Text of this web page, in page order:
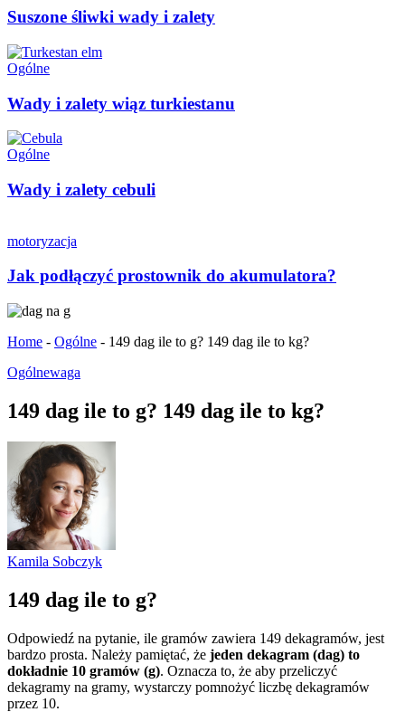
Suszone śliwki wady i zalety
Ogólne
Wady i zalety wiąz turkiestanu
Ogólne
Wady i zalety cebuli
motoryzacja
Jak podłączyć prostownik do akumulatora?
Home - Ogólne - 149 dag ile to g? 149 dag ile to kg?
Ogólnewaga
149 dag ile to g? 149 dag ile to kg?
Kamila Sobczyk
149 dag ile to g?
Odpowiedź na pytanie, ile gramów zawiera 149 dekagramów, jest
bardzo prosta. Należy pamiętać, że jeden dekagram (dag) to
dokładnie 10 gramów (g). Oznacza to, że aby przeliczyć
dekagramy na gramy, wystarczy pomnożyć liczbę dekagramów
przez 10.